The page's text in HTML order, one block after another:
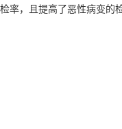
率，且提高了恶性病变的